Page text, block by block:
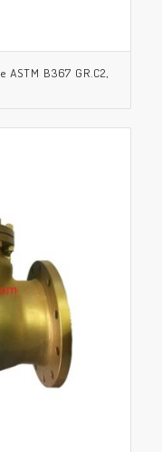
B367 GR.C2,